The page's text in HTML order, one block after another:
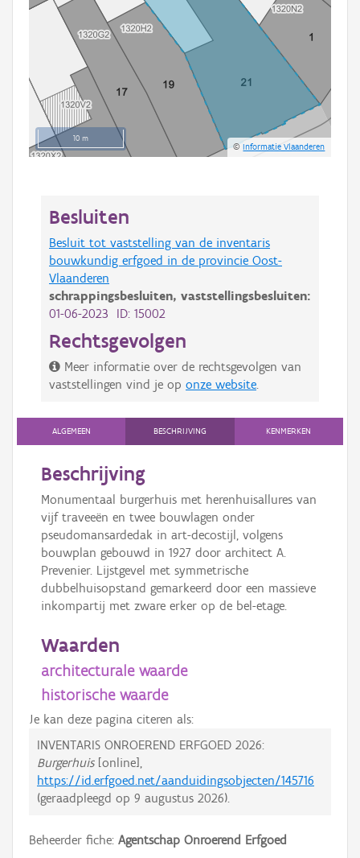
10 m
©Informatie Vlaanderen
Besluiten
Besluit tot vaststelling van de inventaris
bouwkundig erfgoed in de provincie Oost-
Vlaanderen
schrappingsbesluiten, vaststellingsbesluiten:
01-06-2023 ID: 15002
Rechtsgevolgen
Meer informatie over de rechtsgevolgen van
vaststellingen vind je op onze website
ALGEMEEN BESCHRIJVING KENMERKEN
Beschrijving
Monumentaal burgerhuis met herenhuisallures van
vijf traveeën en twee bouwlagen onder
pseudomansardedak in art-decostijl, volgens
bouwplan gebouwd in 1927 door architect A.
Prevenier. Lijstgevel met symmetrische
dubbelhuisopstand gemarkeerd door een massieve
inkompartij met zware erker op de bel-etage.
Waarden
architecturale waarde
historische waarde
Je kan deze pagina citeren als:
INVENTARIS ONROEREND ERFGOED 2026:
Burgerhuis[online],
https://id.erfgoed.net/aanduidingsobjecten/145716
(geraadpleegd op 9 augustus 2026).
Beheerder fiche: Agentschap Onroerend Erfgoed